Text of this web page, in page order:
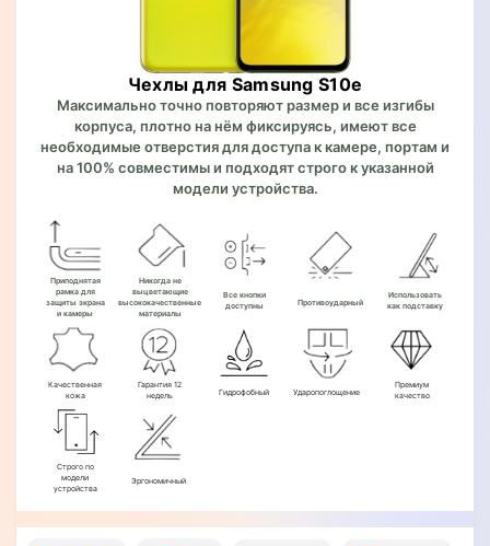
Чехлы для Samsung S10e
Максимально точно повторяют размер и все изгибы
корпуса, плотно на нём фиксируясь, имеют все
необходимые отверстия для доступа к камере, портам и
на 100% совместимы и подходят строго к указанной
модели устройства.
Приподнятая
рамка для
защиты экрана
и камеры
Никогда не
выцветающие
высококачественные
материалы
Все кнопки
доступны
Противоударный
Использовать
как подставку
Качественная
кожа
Гарантия 12
недель
Гидрофобный Ударопоглощение
Премиум
качество
Строго по
модели
устройства
Эргономичный